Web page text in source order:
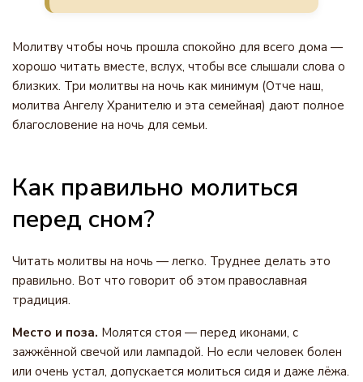
Молитву чтобы ночь прошла спокойно для всего дома —
хорошо читать вместе, вслух, чтобы все слышали слова о
близких. Три молитвы на ночь как минимум (Отче наш,
молитва Ангелу Хранителю и эта семейная) дают полное
благословение на ночь для семьи.
Как правильно молиться
перед сном?
Читать молитвы на ночь — легко. Труднее делать это
правильно. Вот что говорит об этом православная
традиция.
Место и поза. Молятся стоя — перед иконами, с
зажжённой свечой или лампадой. Но если человек болен
или очень устал, допускается молиться сидя и даже лёжа.